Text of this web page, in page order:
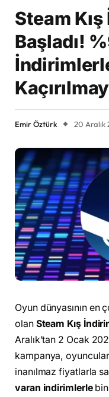
Steam
Başladı!
Emir Öztürk 20 Aralık
Oyun dünyasının
olan Steam Kış
Aralık’tan 2 Ocak
kampanya,
inanılmaz fiyatlarla
varan indirimlerle